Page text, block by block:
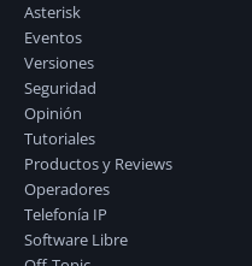
Asterisk
Eventos
Versiones
Seguridad
Opinión
Tutoriales
Productos y Reviews
Operadores
Telefonía IP
Software Libre